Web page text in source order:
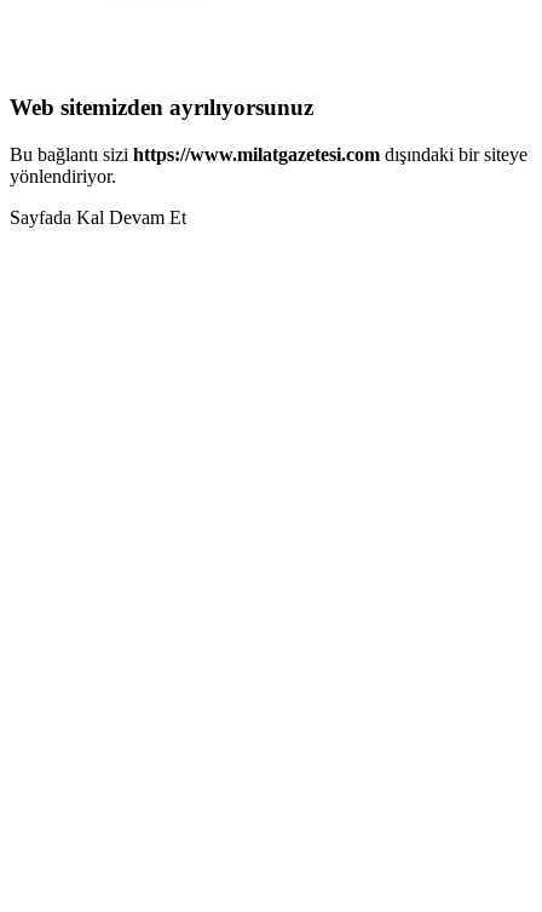
Web sitemizden ayrılıyorsunuz
Bu bağlantı sizi https://www.milatgazetesi.com dışındaki bir siteye
yönlendiriyor.
Sayfada Kal Devam Et